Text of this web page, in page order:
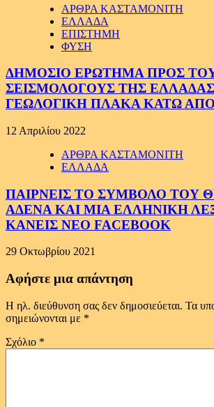
ΑΡΘΡΑ ΚΑΣΤΑΜΟΝΙΤΗ
ΕΛΛΑΔΑ
ΕΠΙΣΤΗΜΗ
ΦΥΣΗ
ΔΗΜΟΣΙΟ ΕΡΩΤΗΜΑ ΠΡΟΣ
ΣΕΙΣΜΟΛΟΓΟΥΣ ΤΗΣ
ΓΕΩΛΟΓΙΚΗ ΠΛΑΚΑ ΚΑΤΩ
12 Απριλίου 2022
ΑΡΘΡΑ ΚΑΣΤΑΜΟΝΙΤΗ
ΕΛΛΑΔΑ
ΠΑΙΡΝΕΙΣ ΤΟ ΣΥΜΒΟΛΟ ΤΟΥ
ΑΔΕΝΑ ΚΑΙ ΜΙΑ ΕΛΛΗΝΙΚΗ
ΚΑΝΕΙΣ ΝΕΟ FACEBOOK
29 Οκτωβρίου 2021
Αφήστε μια απάντηση
Η ηλ. διεύθυνση σας δεν δημοσιεύεται. Τα
σημειώνονται με *
Σχόλιο *